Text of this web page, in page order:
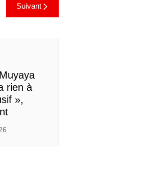
Suivant
rien à
»,